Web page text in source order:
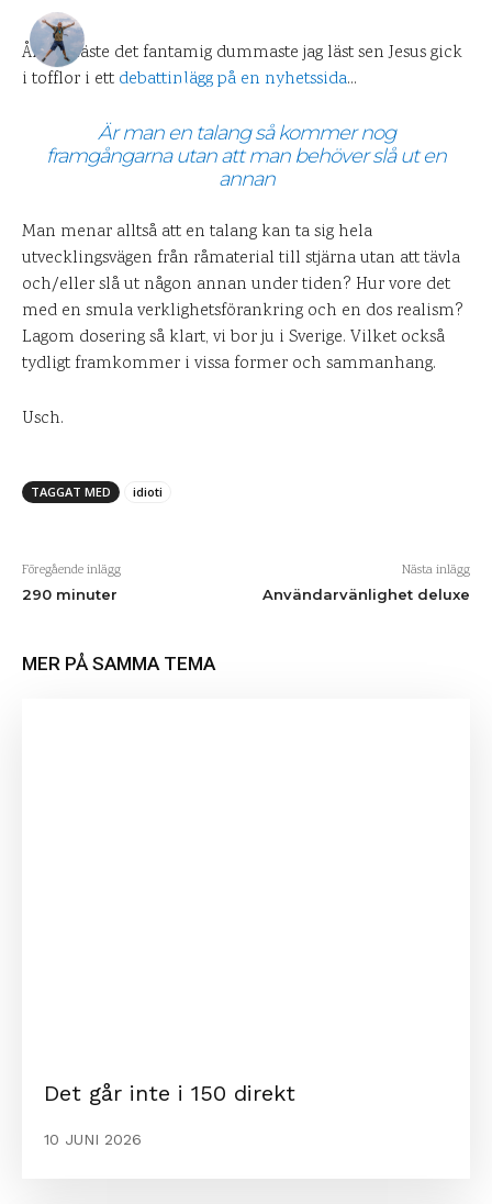
0 KOMMENTARER
Åh, jag läste det fantamig dummaste jag läst sen Jesus gick
i tofflor i ett debattinlägg på en nyhetssida…
Är man en talang så kommer nog
framgångarna utan att man behöver slå ut en
annan
Man menar alltså att en talang kan ta sig hela
utvecklingsvägen från råmaterial till stjärna utan att tävla
och/eller slå ut någon annan under tiden? Hur vore det
med en smula verklighetsförankring och en dos realism?
Lagom dosering så klart, vi bor ju i Sverige. Vilket också
tydligt framkommer i vissa former och sammanhang.
Usch.
TAGGAT MED idioti
Föregående inlägg
290 minuter
Nästa inlägg
Användarvänlighet deluxe
MER PÅ SAMMA TEMA
Det går inte i 150 direkt
10 JUNI 2026